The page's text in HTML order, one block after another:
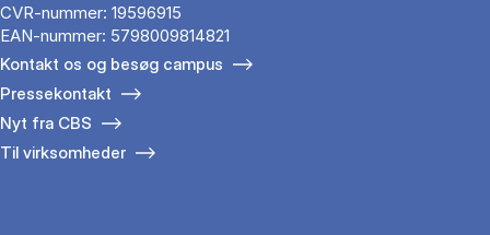
CVR-nummer: 19596915
EAN-nummer: 5798009814821
Kontakt os og besøg campus
Pressekontakt
Nyt fra CBS
Til virksomheder